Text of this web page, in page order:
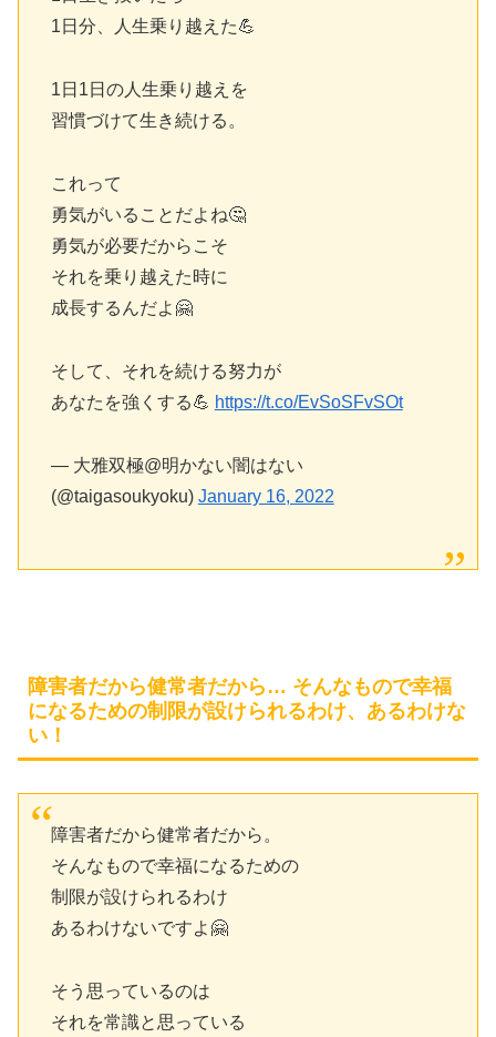
1日分、人生乗り越えた💪
1日1日の人生乗り越えを
習慣づけて生き続ける。
これって
勇気がいることだよね🤔
勇気が必要だからこそ
それを乗り越えた時に
成長するんだよ🤗
そして、それを続ける努力が
あなたを強くする💪 https://t.co/EvSoSFvSOt
— 大雅双極@明かない闇はない
(@taigasoukyoku) January 16, 2022
障害者だから健常者だから… そんなもので幸福
になるための制限が設けられるわけ、あるわけな
い！
障害者だから健常者だから。
そんなもので幸福になるための
制限が設けられるわけ
あるわけないですよ🤗
そう思っているのは
それを常識と思っている